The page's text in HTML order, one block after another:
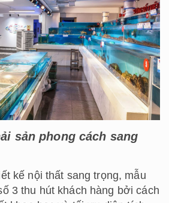
sản phong cách sang
kế nội thất sang trọng, mẫu
3 thu hút khách hàng bởi cách